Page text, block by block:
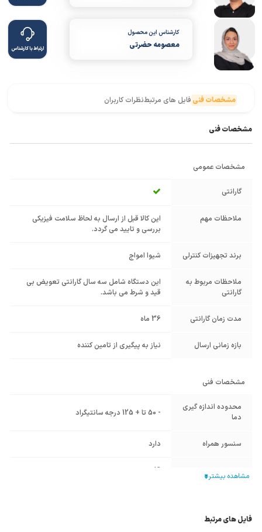
کارشناس این محصول
معصومه حضرتی ارتباط با کارشناس
مشخصات فنی فایل های مرتبطنظرات کاربران
مشخصات فنی
مشخصات عمومی
گارانتی
ملاحظات مهم
این کالا قبل از ارسال به لحاظ سلامت فیزیکی
بررسی و تایید می گردد.
برند تجهیزات کنترلی شیوا امواج
ملاحظات مربوط به
گارانتی
این دستگاه شامل سه سال گارانتی تعویض بی
قید و شرط می باشد.
مدت زمان گارانتی 36 ماه
بازه زمانی ارسال نیاز به پیگیری از تامین کننده
مشخصات فنی
محدوده اندازه گیری
دما
- 50 تا + 125 درجه سانتیگراد
سنسور همراه دارد
نوع سنسور IC
تعداد و نوع
فایل های مرتبط